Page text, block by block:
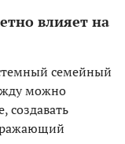
влияет на
семейный
можно
создавать